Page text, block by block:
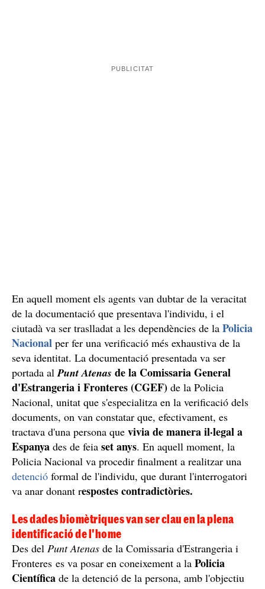
En aquell moment els agents van dubtar de la veracitat
de la documentació que presentava l'individu, i el
ciutadà va ser traslladat a les dependències de la Policia
Nacional per fer una verificació més exhaustiva de la
seva identitat. La documentació presentada va ser
portada alPunt Atenas de la Comissaria General
d'Estrangeria i Fronteres (CGEF) de la Policia
Nacional, unitat que s'especialitza en la verificació dels
documents, on van constatar que, efectivament, es
tractava d'una persona que vivia de manera il·legal a
Espanya des de feia set anys. En aquell moment, la
Policia Nacional va procedir finalment a realitzar una
detenció formal de l'individu, que durant l'interrogatori
va anar donant respostes contradictòries.
Les dades biomètriques van ser clau en la plena
identificació de l'home
Des del Punt Atenas de la Comissaria d'Estrangeria i
Fronteres es va posar en coneixement a la Policia
Científica de la detenció de la persona, amb l'objectiu